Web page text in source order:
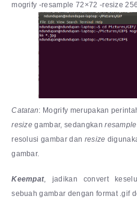
mogrify -resample 72×72 -resize
Catatan: Mogrify merupakan
resize gambar, sedangkanresample
resolusi gambar dan resize
gambar.
Keempat, jadikan convert
sebuah gambar dengan format .gif